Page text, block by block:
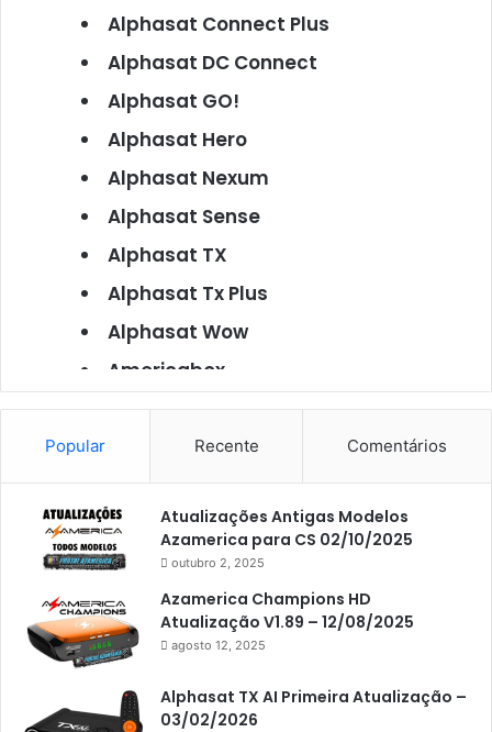
Alphasat Connect Plus
Alphasat DC Connect
Alphasat GO!
Alphasat Hero
Alphasat Nexum
Alphasat Sense
Alphasat TX
Alphasat Tx Plus
Alphasat Wow
Americabox
Americabox S101
Americabox S105
Americabox S105 Plus
Americabox S205
Americabox S205 Plus
Americabox S305 Plus
Artcom
Athomics
Popular Recente Comentários
Atualizações Antigas Modelos
Azamerica para CS 02/10/2025
outubro 2, 2025
Azamerica Champions HD
Atualização V1.89 – 12/08/2025
agosto 12, 2025
Alphasat TX AI Primeira Atualização –
03/02/2026